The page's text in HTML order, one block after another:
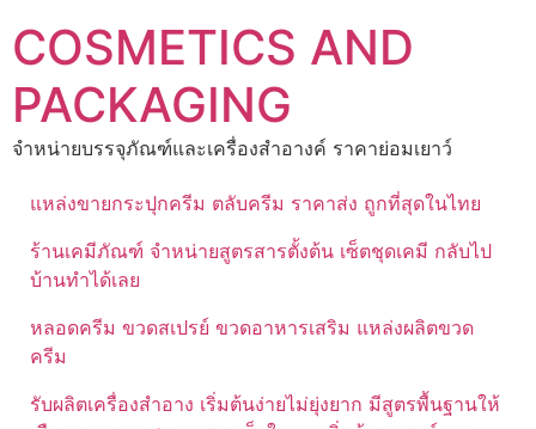
to
content
COSMETICS AND
PACKAGING
จำหน่ายบรรจุภัณฑ์และเครื่องสำอางค์ ราคาย่อมเยาว์
แหล่งขายกระปุกครีม ตลับครีม ราคาส่ง ถูกที่สุดในไทย
ร้านเคมีภัณฑ์ จำหน่ายสูตรสารตั้งต้น เซ็ตชุดเคมี กลับไป
บ้านทำได้เลย
หลอดครีม ขวดสเปรย์ ขวดอาหารเสริม แหล่งผลิตขวด
ครีม
รับผลิตเครื่องสำอาง เริ่มต้นง่ายไม่ยุ่งยาก มีสูตรพื้นฐานให้